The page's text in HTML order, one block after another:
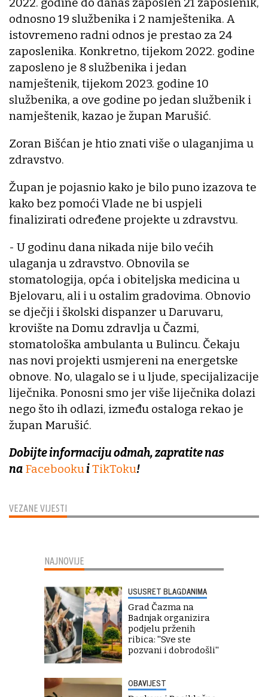
VEZANE VIJESTI
odnosno 19 službenika i 2 namještenika. A
istovremeno radni odnos je prestao za 24
zaposlenika. Konkretno, tijekom 2022. godine
zaposleno je 8 službenika i jedan
namještenik, tijekom 2023. godine 10
službenika, a ove godine po jedan službenik i
namještenik, kazao je župan Marušić.
Zoran Bišćan je htio znati više o ulaganjima u
zdravstvo.
Župan je pojasnio kako je bilo puno izazova te
kako bez pomoći Vlade ne bi uspjeli
finalizirati određene projekte u zdravstvu.
- U godinu dana nikada nije bilo većih
ulaganja u zdravstvo. Obnovila se
stomatologija, opća i obiteljska medicina u
Bjelovaru, ali i u ostalim gradovima. Obnovio
se dječji i školski dispanzer u Daruvaru,
krovište na Domu zdravlja u Čazmi,
stomatološka ambulanta u Bulincu. Čekaju
nas novi projekti usmjereni na energetske
obnove. No, ulagalo se i u ljude, specijalizacije
liječnika. Ponosni smo jer više liječnika dolazi
nego što ih odlazi, između ostaloga rekao je
župan Marušić.
Dobijte informaciju odmah, zapratite nas
na FacebookuiTikToku!
NAJNOVIJE
USUSRET BLAGDANIMA
Grad Čazma na
Badnjak organizira
podjelu prženih
ribica: ''Sve ste
pozvani i dobrodošli''
OBAVIJEST